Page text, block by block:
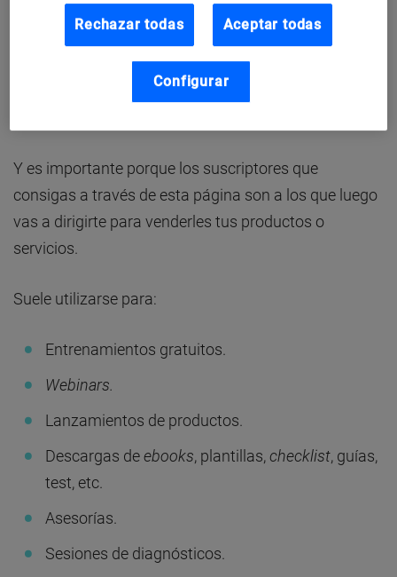
Es una pieza fundamental en tu estrategia de
embudos y ciclos de productos. A ella diriges a tus
usuarios para descargar unlead magnet
Es la página donde diriges a tus visitantes para
Y es importante porque los suscriptores que
consigas a través de esta página son a los que luego
vas a dirigirte para venderles tus productos o
servicios.
Suele utilizarse para:
Entrenamientos gratuitos.
Webinars.
Lanzamientos de productos.
Descargas deebooks, plantillas,checklist, guías,
test, etc.
Asesorías.
Sesiones de diagnósticos.
Rechazar todas Aceptar todas
Configurar